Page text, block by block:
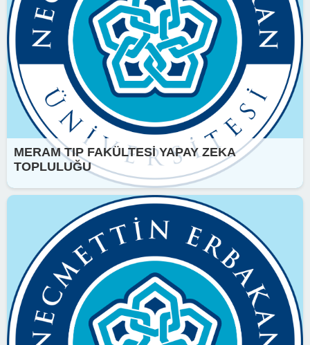
MERAM TIP FAKÜLTESİ YAPAY ZEKA
TOPLULUĞU